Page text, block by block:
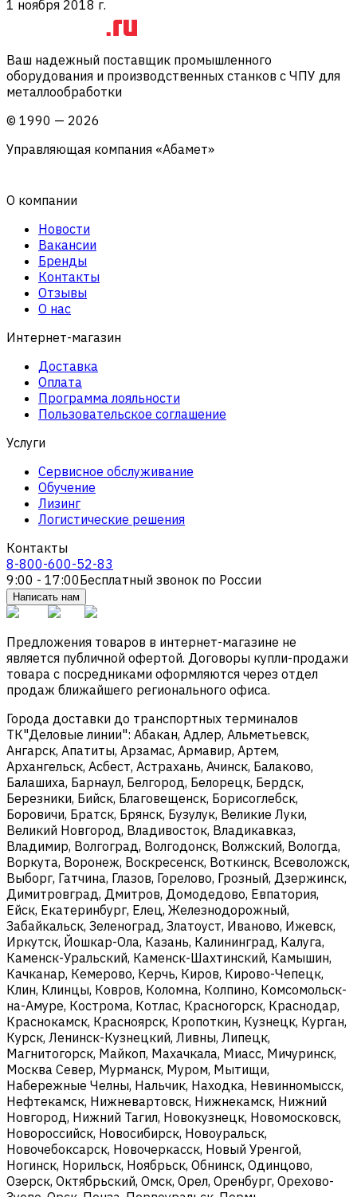
1 ноября 2018 г.
Ваш надежный поставщик промышленного
оборудования и производственных станков с ЧПУ для
металлообработки
© 1990 — 2026
Управляющая компания «Абамет»
О компании
Новости
Вакансии
Бренды
Контакты
Отзывы
О нас
Интернет-магазин
Доставка
Оплата
Программа лояльности
Пользовательское соглашение
Услуги
Сервисное обслуживание
Обучение
Лизинг
Логистические решения
Контакты
8-800-600-52-83
9:00 - 17:00Бесплатный звонок по России
Написать нам
Предложения товаров в интернет-магазине не
является публичной офертой. Договоры купли-продажи
товара с посредниками оформляются через отдел
продаж ближайшего регионального офиса.
Города доставки до транспортных терминалов
ТК"Деловые линии": Абакан, Адлер, Альметьевск,
Ангарск, Апатиты, Арзамас, Армавир, Артем,
Архангельск, Асбест, Астрахань, Ачинск, Балаково,
Балашиха, Барнаул, Белгород, Белорецк, Бердск,
Березники, Бийск, Благовещенск, Борисоглебск,
Боровичи, Братск, Брянск, Бузулук, Великие Луки,
Великий Новгород, Владивосток, Владикавказ,
Владимир, Волгоград, Волгодонск, Волжский, Вологда,
Воркута, Воронеж, Воскресенск, Воткинск, Всеволожск,
Выборг, Гатчина, Глазов, Горелово, Грозный, Дзержинск,
Димитровград, Дмитров, Домодедово, Евпатория,
Ейск, Екатеринбург, Елец, Железнодорожный,
Забайкальск, Зеленоград, Златоуст, Иваново, Ижевск,
Иркутск, Йошкар-Ола, Казань, Калининград, Калуга,
Каменск-Уральский, Каменск-Шахтинский, Камышин,
Качканар, Кемерово, Керчь, Киров, Кирово-Чепецк,
Клин, Клинцы, Ковров, Коломна, Колпино, Комсомольск-
на-Амуре, Кострома, Котлас, Красногорск, Краснодар,
Краснокамск, Красноярск, Кропоткин, Кузнецк, Курган,
Курск, Ленинск-Кузнецкий, Ливны, Липецк,
Магнитогорск, Майкоп, Махачкала, Миасс, Мичуринск,
Москва Север, Мурманск, Муром, Мытищи,
Набережные Челны, Нальчик, Находка, Невинномысск,
Нефтекамск, Нижневартовск, Нижнекамск, Нижний
Новгород, Нижний Тагил, Новокузнецк, Новомосковск,
Новороссийск, Новосибирск, Новоуральск,
Новочебоксарск, Новочеркасск, Новый Уренгой,
Ногинск, Норильск, Ноябрьск, Обнинск, Одинцово,
Озерск, Октябрьский, Омск, Орел, Оренбург, Орехово-